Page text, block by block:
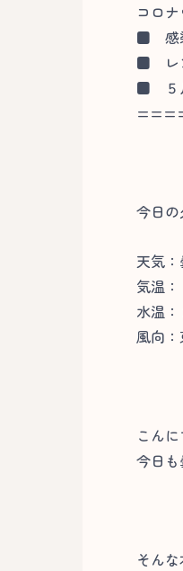
コロ
■ 感
■ レ
■ ５
今日
天気：
気温
水温
風向
こん
今日
そん